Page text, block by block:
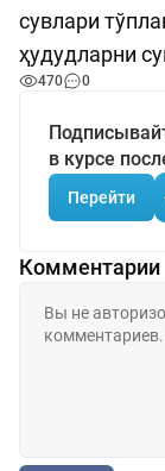
сувлари
ҳудудларни
470 0
в курсе
Перейти
Комментарии